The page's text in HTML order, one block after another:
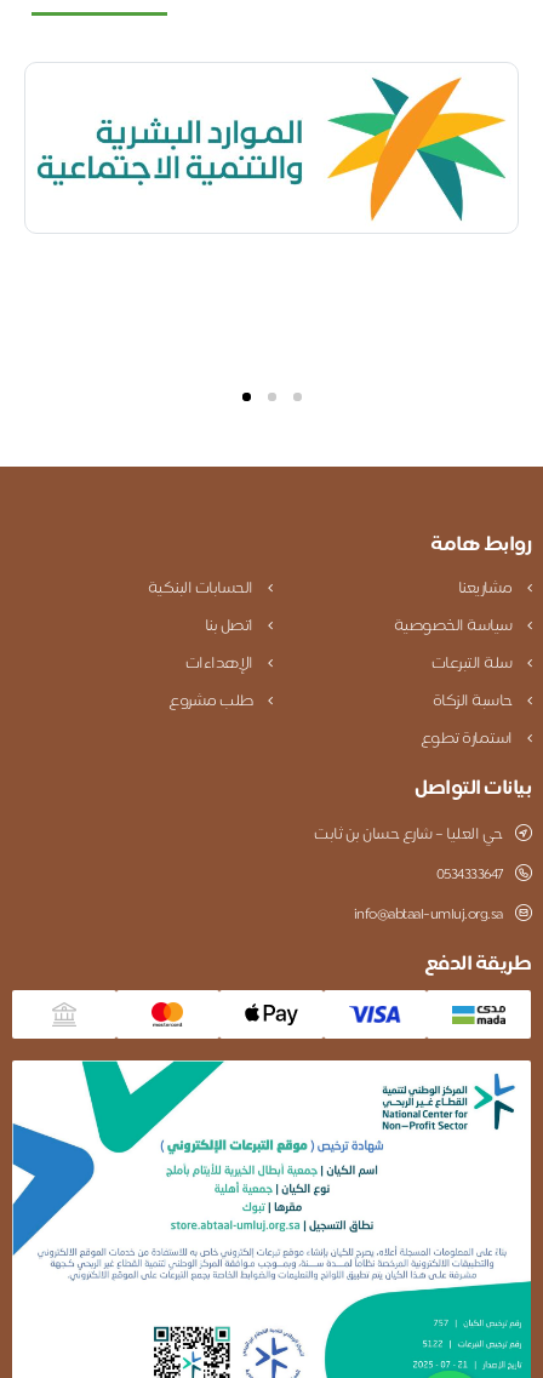
هامة
الحسابات البنكية
الخصوصية
اتصل بنا
التبرعات
الإهداءات
الزكاة
طلب مشروع
تطوع
التواصل
حي العليا – شارع حسان بن ثابت
0534333647
info@abtaal-umluj.org.sa
الدفع